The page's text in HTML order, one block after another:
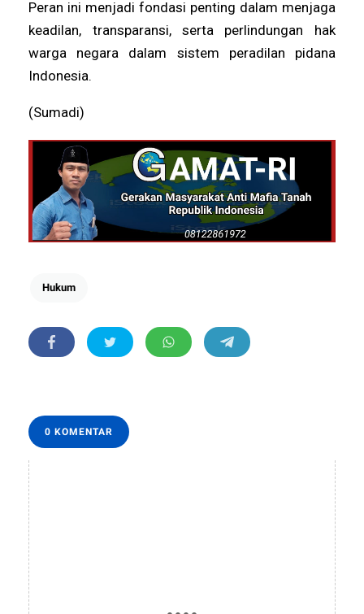
Peran ini menjadi fondasi penting dalam menjaga
keadilan, transparansi, serta perlindungan hak
warga negara dalam sistem peradilan pidana
Indonesia.
(Sumadi)
Hukum
0 KOMENTAR